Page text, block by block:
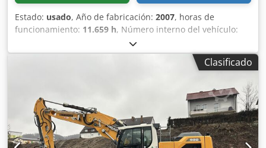
Estado: usado, Año de fabricación: 2007, horas de
funcionamiento: 11.659 h, Número interno del vehículo:
MK300034 Disponible inmediatamente en nuestras
instalaciones de Kaufungen. Más información en: * Golec
Nutzfahrzeuge GmbH (alemán, inglés, búlgaro, ruso) *
error u omisión. Cedpfx Ajyzk Iueifsrf Con gusto aceptamos
su vehículo usado como parte del pago. Posibilidad de
financiación directamente en nuestras instalaciones.
GOLEC NUTZFAHRZEUGE GMBH Hablamos: alemán, inglés,
español, polaco, ucraniano, ruso, búlgaro.
Clasificado